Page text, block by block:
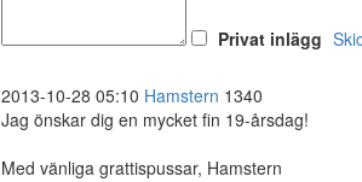
Privat inlägg
2013-10-28 05:10 Hamstern 1340
Jag önskar dig en mycket fin 19-årsdag!
Med vänliga grattispussar, Hamstern